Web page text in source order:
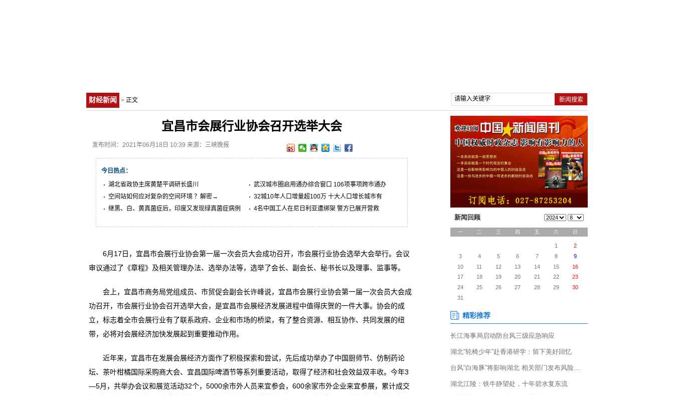
财经新闻 > 正文
宜昌市会展行业协会召开选举大会
发布时间：2021年06月18日 10:39 来源：三峡晚报
今日热点：
湖北省政协主席黄楚平调研长盛川
武汉城市圈启用通办综合窗口 106项事项跨市通办
空间站如何应对复杂的空间环境 ？解密→
32城10年人口增量超100万 十大人口增长城市有
继黑、白、黄真菌症后，印度又发现绿真菌症病例
4名中国工人在尼日利亚遭绑架 警方已展开营救
6月17日，宜昌市会展行业协会第一届一次会员大会成功召开，市会展行业协会选举大会举行。会议
审议通过了《章程》及相关管理办法、选举办法等，选举了会长、副会长、秘书长以及理事、监事等。
会上，宜昌市商务局党组成员、市贸促会副会长许峰说，宜昌市会展行业协会第一届一次会员大会成
功召开，市会展行业协会召开选举大会，是宜昌市会展经济发展进程中值得庆贺的一件大事。协会的成
立，标志着全市会展行业有了联系政府、企业和市场的桥梁，有了整合资源、相互协作、共同发展的纽
带，必将对会展经济加快发展起到重要推动作用。
近年来，宜昌市在发展会展经济方面作了积极探索和尝试，先后成功举办了中国厨师节、仿制药论
坛、茶叶柑橘国际采购商大会、宜昌国际啤酒节等系列重要活动，取得了经济和社会效益双丰收。今年3
—5月，共举办会议和展览活动32个，5000余市外人员来宜参会，600余家市外企业来宜参展，累计成交